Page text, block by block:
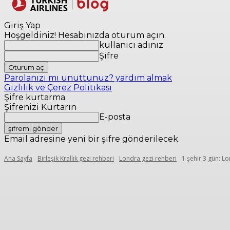
Giriş Yap
Hoşgeldiniz! Hesabınızda oturum açın.
kullanıcı adınız
Şifre
Parolanızı mı unuttunuz? yardım almak
Gizlilik ve Çerez Politikası
Şifre kurtarma
Şifrenizi Kurtarın
E-posta
Email adresine yeni bir şifre gönderilecek.
Ana Sayfa Birleşik Krallık gezi rehberi Londra gezi rehberi 1 şehir 3 gün: